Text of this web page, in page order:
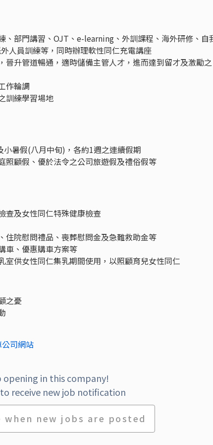
、部門講習、OJT、e-learning、外訓課程、海外研修、自
人員訓練等，同時辦理軟性同仁充電講座
晉升管道暢通，適時儲備主管人才，進而達到留才及激勵
作輪調
訓練學習場地
暑假(八月中旬)，各約1週之連續假期
照顧假、優於法令之公司旅遊假及禮俗假等
查及女性同仁特殊健康檢查
住院慰問禮品、喪葬慰問金及急難救助金等
車、優惠購車方案等
室供女性同仁集乳期間使用，以照顧育兒女性同仁
之憂
司網站
opening in this company!
receive new job notification
when new jobs are posted